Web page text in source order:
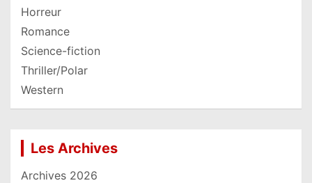
Horreur
Romance
Science-fiction
Thriller/Polar
Western
Les Archives
Archives 2026